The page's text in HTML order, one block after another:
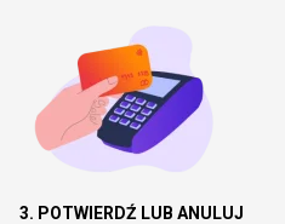
3. POTWIERDŹ LUB ANULUJ